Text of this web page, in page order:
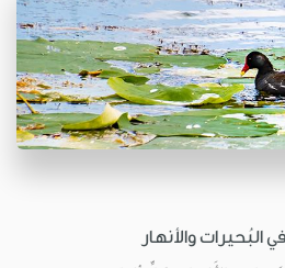
البُحيرات والأنهار